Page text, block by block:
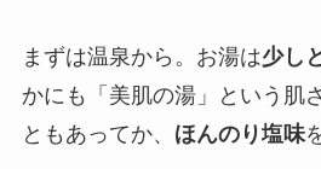
まずは温泉から。お湯は少し
かにも「美肌の湯」という肌
ともあってか、 ほんのり塩味